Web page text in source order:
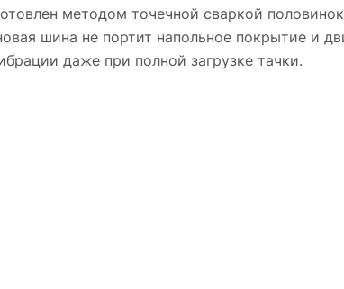
методом точечной сваркой
шина не портит напольное покрытие и
даже при полной загрузке тачки.